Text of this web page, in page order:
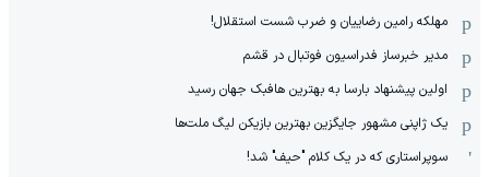
مهلکه رامین رضاییان و ضرب شست استقلال!
مدیر خبرساز فدراسیون فوتبال در قشم
اولین پیشنهاد بارسا به بهترین هافبک جهان رسید
یک ژاپنی مشهور جایگزین بهترین بازیکن لیگ ملت‌ها
سوپراستاری که در یک کلام "حیف" شد!